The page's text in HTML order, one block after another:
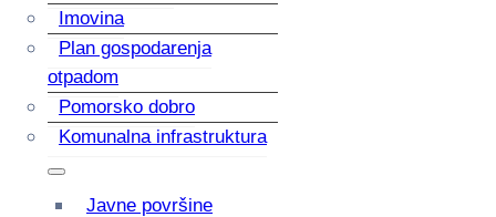
Imovina
Plan gospodarenja
otpadom
Pomorsko dobro
Komunalna infrastruktura
Javne površine